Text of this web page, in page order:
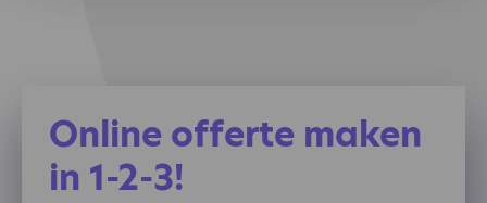
Online offerte maken
in 1-2-3!